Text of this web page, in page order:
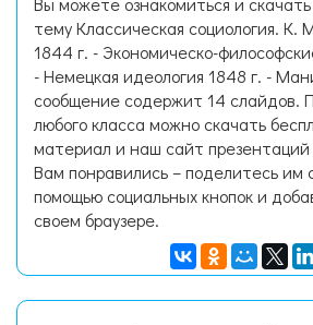
тему Классическая социология. К.
1844 г. - Экономическо-
- Немецкая идеология 1848 г. -
сообщение содержит 14 слайдов.
любого класса можно скачать
материал и наш сайт
Вам понравились – поделитесь им
помощью социальных кнопок и
своем браузере.